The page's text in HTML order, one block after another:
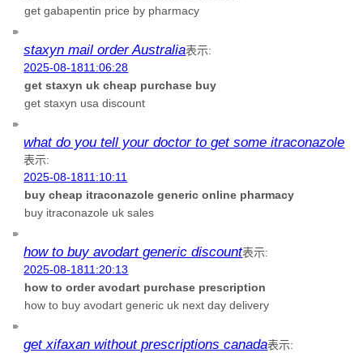
get gabapentin price by pharmacy
staxyn mail order Australia表示:
2025-08-1811:06:28
get staxyn uk cheap purchase buy
get staxyn usa discount
what do you tell your doctor to get some itraconazole
表示:
2025-08-1811:10:11
buy cheap itraconazole generic online pharmacy
buy itraconazole uk sales
how to buy avodart generic discount表示:
2025-08-1811:20:13
how to order avodart purchase prescription
how to buy avodart generic uk next day delivery
get xifaxan without prescriptions canada表示: